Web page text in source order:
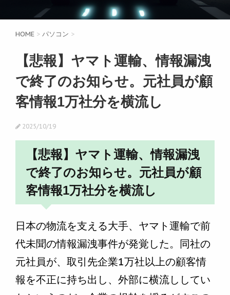
HOME > パソコン >
【悲報】ヤマト運輸、情報漏洩
で終了のお知らせ。元社員が顧
客情報1万社分を横流し
2025/10/19
【悲報】ヤマト運輸、情報漏洩
で終了のお知らせ。元社員が顧
客情報1万社分を横流し
日本の物流を支える大手、ヤマト運輸で前
代未聞の情報漏洩事件が発覚した。同社の
元社員が、取引先企業1万社以上の顧客情
報を不正に持ち出し、外部に横流ししてい